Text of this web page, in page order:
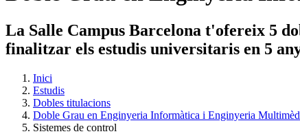
La Salle Campus Barcelona t'ofereix 5
finalitzar els estudis universitaris en 5
Inici
Estudis
Dobles titulacions
Doble Grau en Enginyeria Informàtica i Enginyeria
Sistemes de control